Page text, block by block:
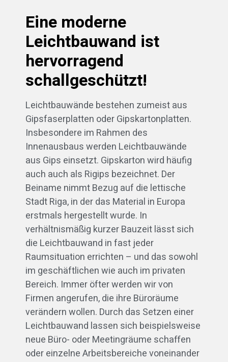
Eine moderne
Leichtbauwand ist
hervorragend
schallgeschützt!
Leichtbauwände bestehen zumeist aus
Gipsfaserplatten oder Gipskartonplatten.
Insbesondere im Rahmen des
Innenausbaus werden Leichtbauwände
aus Gips einsetzt. Gipskarton wird häufig
auch auch als Rigips bezeichnet. Der
Beiname nimmt Bezug auf die lettische
Stadt Riga, in der das Material in Europa
erstmals hergestellt wurde. In
verhältnismäßig kurzer Bauzeit lässt sich
die Leichtbauwand in fast jeder
Raumsituation errichten – und das sowohl
im geschäftlichen wie auch im privaten
Bereich. Immer öfter werden wir von
Firmen angerufen, die ihre Büroräume
verändern wollen. Durch das Setzen einer
Leichtbauwand lassen sich beispielsweise
neue Büro- oder Meetingräume schaffen
oder einzelne Arbeitsbereiche voneinander